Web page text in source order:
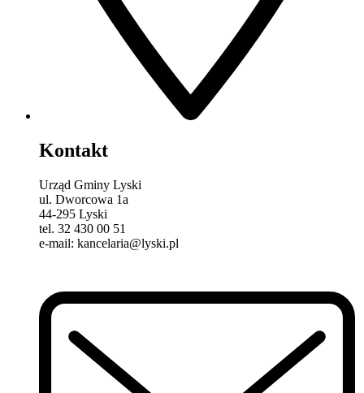
Kontakt
Urząd Gminy Lyski
ul. Dworcowa 1a
44-295 Lyski
tel. 32 430 00 51
e-mail: kancelaria@lyski.pl